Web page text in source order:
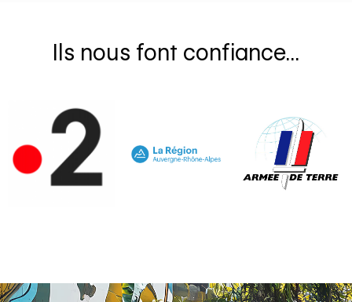
Ils nous font confiance...